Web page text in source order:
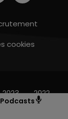
Podcasts
cookies
2023 2022